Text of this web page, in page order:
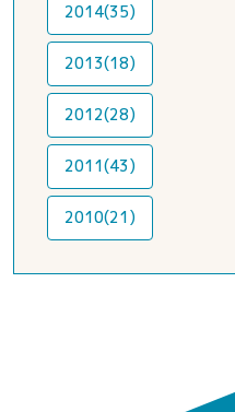
2014(35)
2013(18)
2012(28)
2011(43)
2010(21)